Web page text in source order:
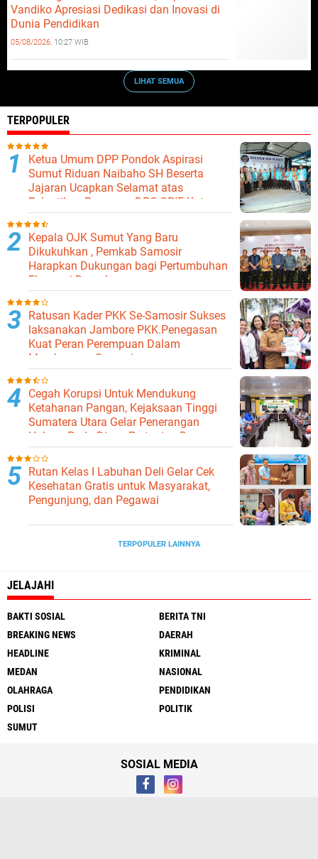
Vandiko Apresiasi Dedikasi dan Inovasi di
Dunia Pendidikan
05/08/2026, 10:27 WIB
LIHAT SEMUA
TERPOPULER
Ketua Umum DPP Pondok Aspirasi
Sumut Riduan Naibaho SH Beserta
Jajaran Ucapkan Selamat atas
Pelantikan Pengurus DPC GPIE Kota
Binjai
Kepala OJK Sumut Yang Baru
Dikukuhkan , Pemkab Samosir
Harapkan Dukungan bagi Pertumbuhan
Ekonomi Daerah
Ratusan Kader PKK Se-Samosir Sukses
laksanakan Jambore PKK.Penegasan
Kuat Peran Perempuan Dalam
Membangun Samosir.
Cegah Korupsi Untuk Mendukung
Ketahanan Pangan, Kejaksaan Tinggi
Sumatera Utara Gelar Penerangan
Hukum Pada Dinas Pertanian Dan
Ketahanan Pangan
Rutan Kelas I Labuhan Deli Gelar Cek
Kesehatan Gratis untuk Masyarakat,
Pengunjung, dan Pegawai
TERPOPULER LAINNYA
JELAJAHI
BAKTI SOSIAL
BERITA TNI
BREAKING NEWS
DAERAH
HEADLINE
KRIMINAL
MEDAN
NASIONAL
OLAHRAGA
PENDIDIKAN
POLISI
POLITIK
SUMUT
SOSIAL MEDIA